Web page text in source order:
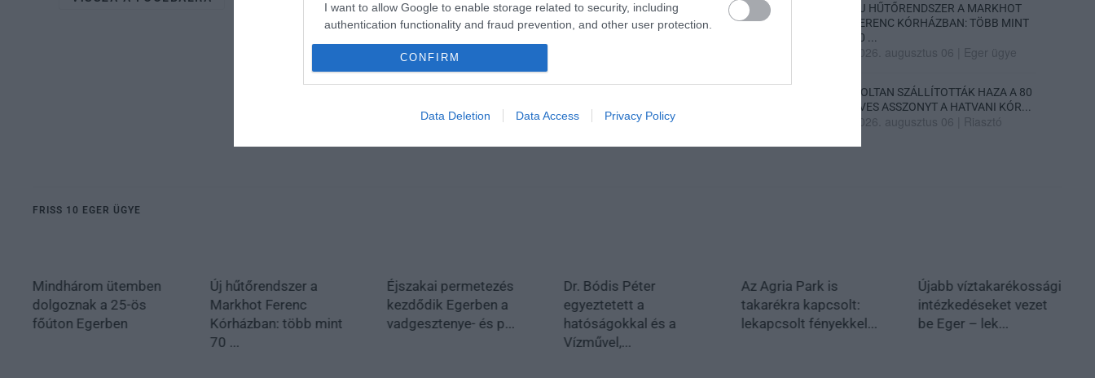
I want to allow Google to enable storage related to security, including
authentication functionality and fraud prevention, and other user protection.
CONFIRM
Data Deletion Data Access Privacy Policy
ÚJ HŰTŐRENDSZER A MARKHOT
FERENC KÓRHÁZBAN: TÖBB MINT
70 ...
2026. augusztus 06 Eger ügye
HOLTAN SZÁLLÍTOTTÁK HAZA A 80
ÉVES ASSZONYT A HATVANI KÓR...
2026. augusztus 06 Riasztó
FRISS 10 EGER ÜGYE
Mindhárom ütemben
dolgoznak a 25-ös
főúton Egerben
Új hűtőrendszer a
Markhot Ferenc
Kórházban: több mint
70 ...
Éjszakai permetezés
kezdődik Egerben a
vadgesztenye- és p...
Dr. Bódis Péter
egyeztetett a
hatóságokkal és a
Vízművel,...
Az Agria Park is
takarékra kapcsolt:
lekapcsolt fényekkel...
Újabb víztakarékossági
intézkedéseket vezet
be Eger – lek...